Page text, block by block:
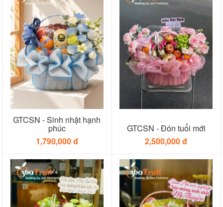
GTCSN - Sinh nhật hạnh
phúc
1,790,000 đ
GTCSN - Đón tuổi mới
2,500,000 đ